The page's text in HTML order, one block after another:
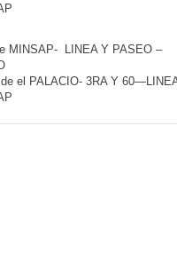
MINSAP- LINEA Y PASEO –
el PALACIO- 3RA Y